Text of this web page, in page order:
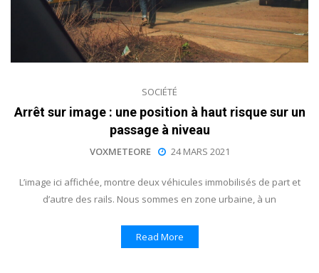
SOCIÉTÉ
Arrêt sur image : une position à haut risque sur un
passage à niveau
VOXMETEORE 24 MARS 2021
L’image ici affichée, montre deux véhicules immobilisés de part et
d’autre des rails. Nous sommes en zone urbaine, à un
Read More